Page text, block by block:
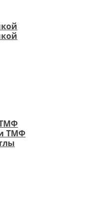
ТМФ